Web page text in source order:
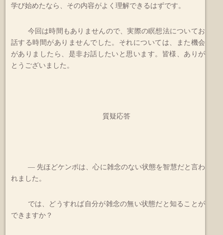
学び始めたなら、その内容がよく理解できるはずです。
今回は時間もありませんので、実際の瞑想法についてお
話する時間がありませんでした。それについては、また機会
がありましたら、是非お話したいと思います。皆様、ありが
とうございました。
質疑応答
― 先ほどケンポは、心に雑念のない状態を智慧だと言わ
れました。
では、どうすれば自分が雑念の無い状態だと知ることが
できますか？